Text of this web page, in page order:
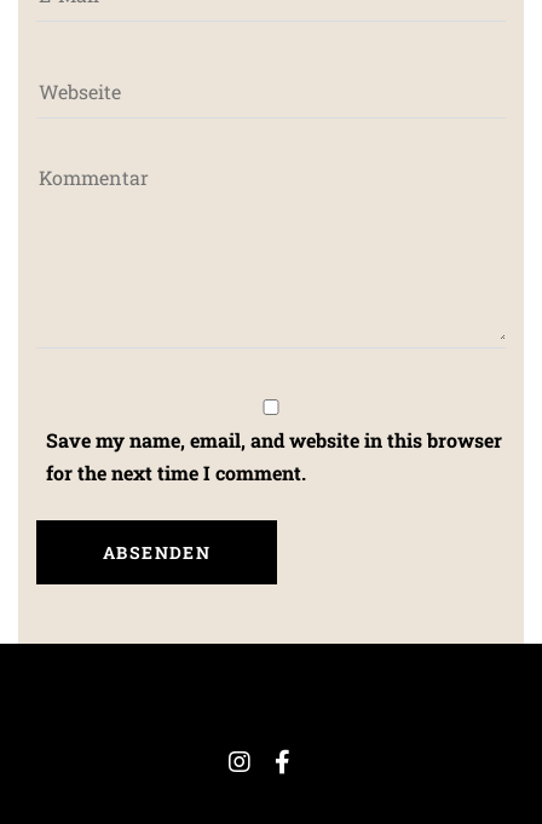
Save my name, email, and website in this browser
for the next time I comment.